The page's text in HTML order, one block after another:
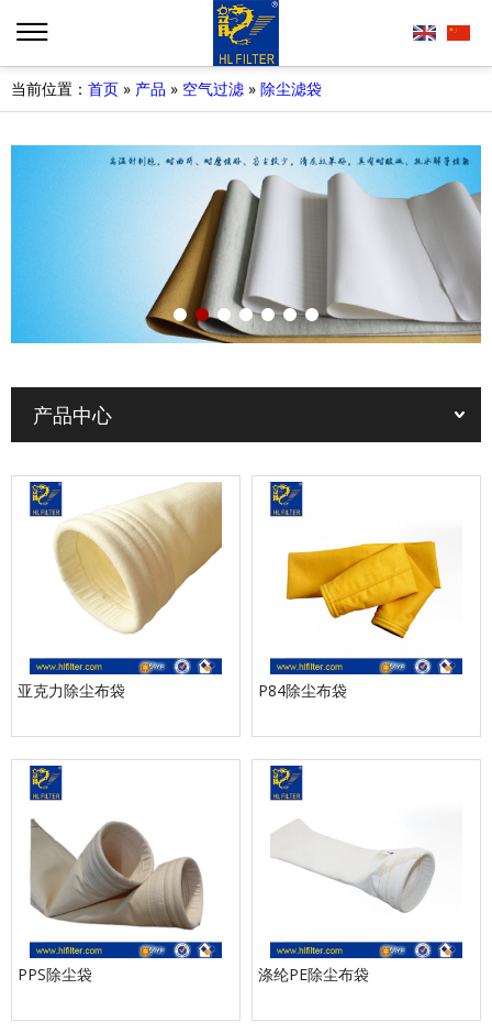
当前位置： 首页 » 产品 » 空气过滤 » 除尘滤袋
产品中心
亚克力除尘布袋 P84除尘布袋
PPS除尘袋 涤纶PE除尘布袋